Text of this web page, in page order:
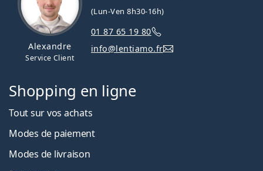
Alexandre
Service Client
(Lun-Ven 8h30-16h)
01 87 65 19 80
info@lentiamo.fr
Shopping en ligne
Tout sur vos achats
Modes de paiement
Modes de livraison